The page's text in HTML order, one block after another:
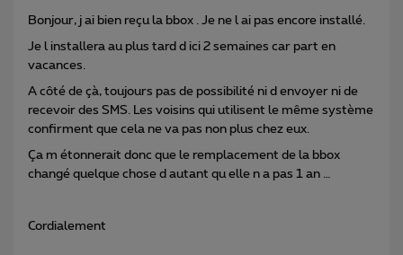
Bonjour, j ai bien reçu la bbox . Je ne l ai pas encore installé.
Je l installera au plus tard d ici 2 semaines car part en
vacances.
A côté de çà, toujours pas de possibilité ni d envoyer ni de
recevoir des SMS. Les voisins qui utilisent le même système
confirment que cela ne va pas non plus chez eux.
Ça m étonnerait donc que le remplacement de la bbox
changé quelque chose d autant qu elle n a pas 1 an …
Cordialement